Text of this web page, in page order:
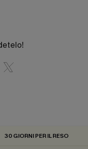
30 GIORNI PER IL RESO